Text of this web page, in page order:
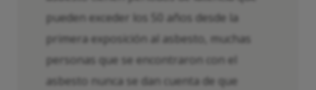
pueden exceder los 50 años desde la
primera exposición al asbesto, muchas
personas que se encontraron con el
asbesto nunca se dan cuenta de que